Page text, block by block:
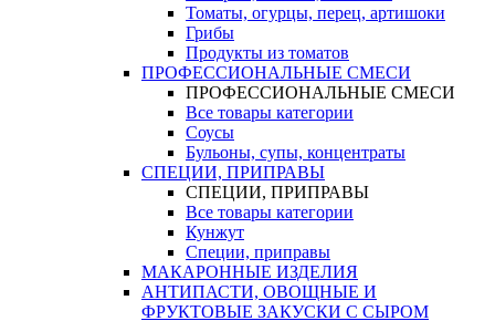
Томаты, огурцы, перец, артишоки
Грибы
Продукты из томатов
ПРОФЕССИОНАЛЬНЫЕ СМЕСИ
ПРОФЕССИОНАЛЬНЫЕ СМЕСИ
Все товары категории
Соусы
Бульоны, супы, концентраты
СПЕЦИИ, ПРИПРАВЫ
СПЕЦИИ, ПРИПРАВЫ
Все товары категории
Кунжут
Специи, приправы
МАКАРОННЫЕ ИЗДЕЛИЯ
АНТИПАСТИ, ОВОЩНЫЕ И
ФРУКТОВЫЕ ЗАКУСКИ С СЫРОМ